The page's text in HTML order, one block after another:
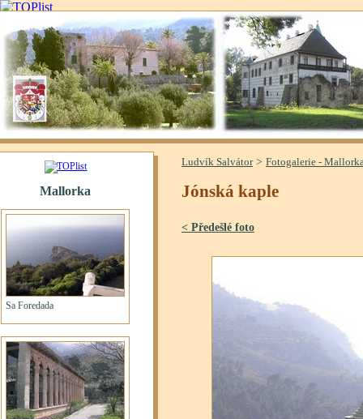
Ludvík Salvátor> Fotogalerie -
Jónská kaple
< Předešlé foto